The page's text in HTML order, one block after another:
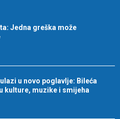
Jedna greška može
u novo poglavlje: Bileća
kulture, muzike i smijeha